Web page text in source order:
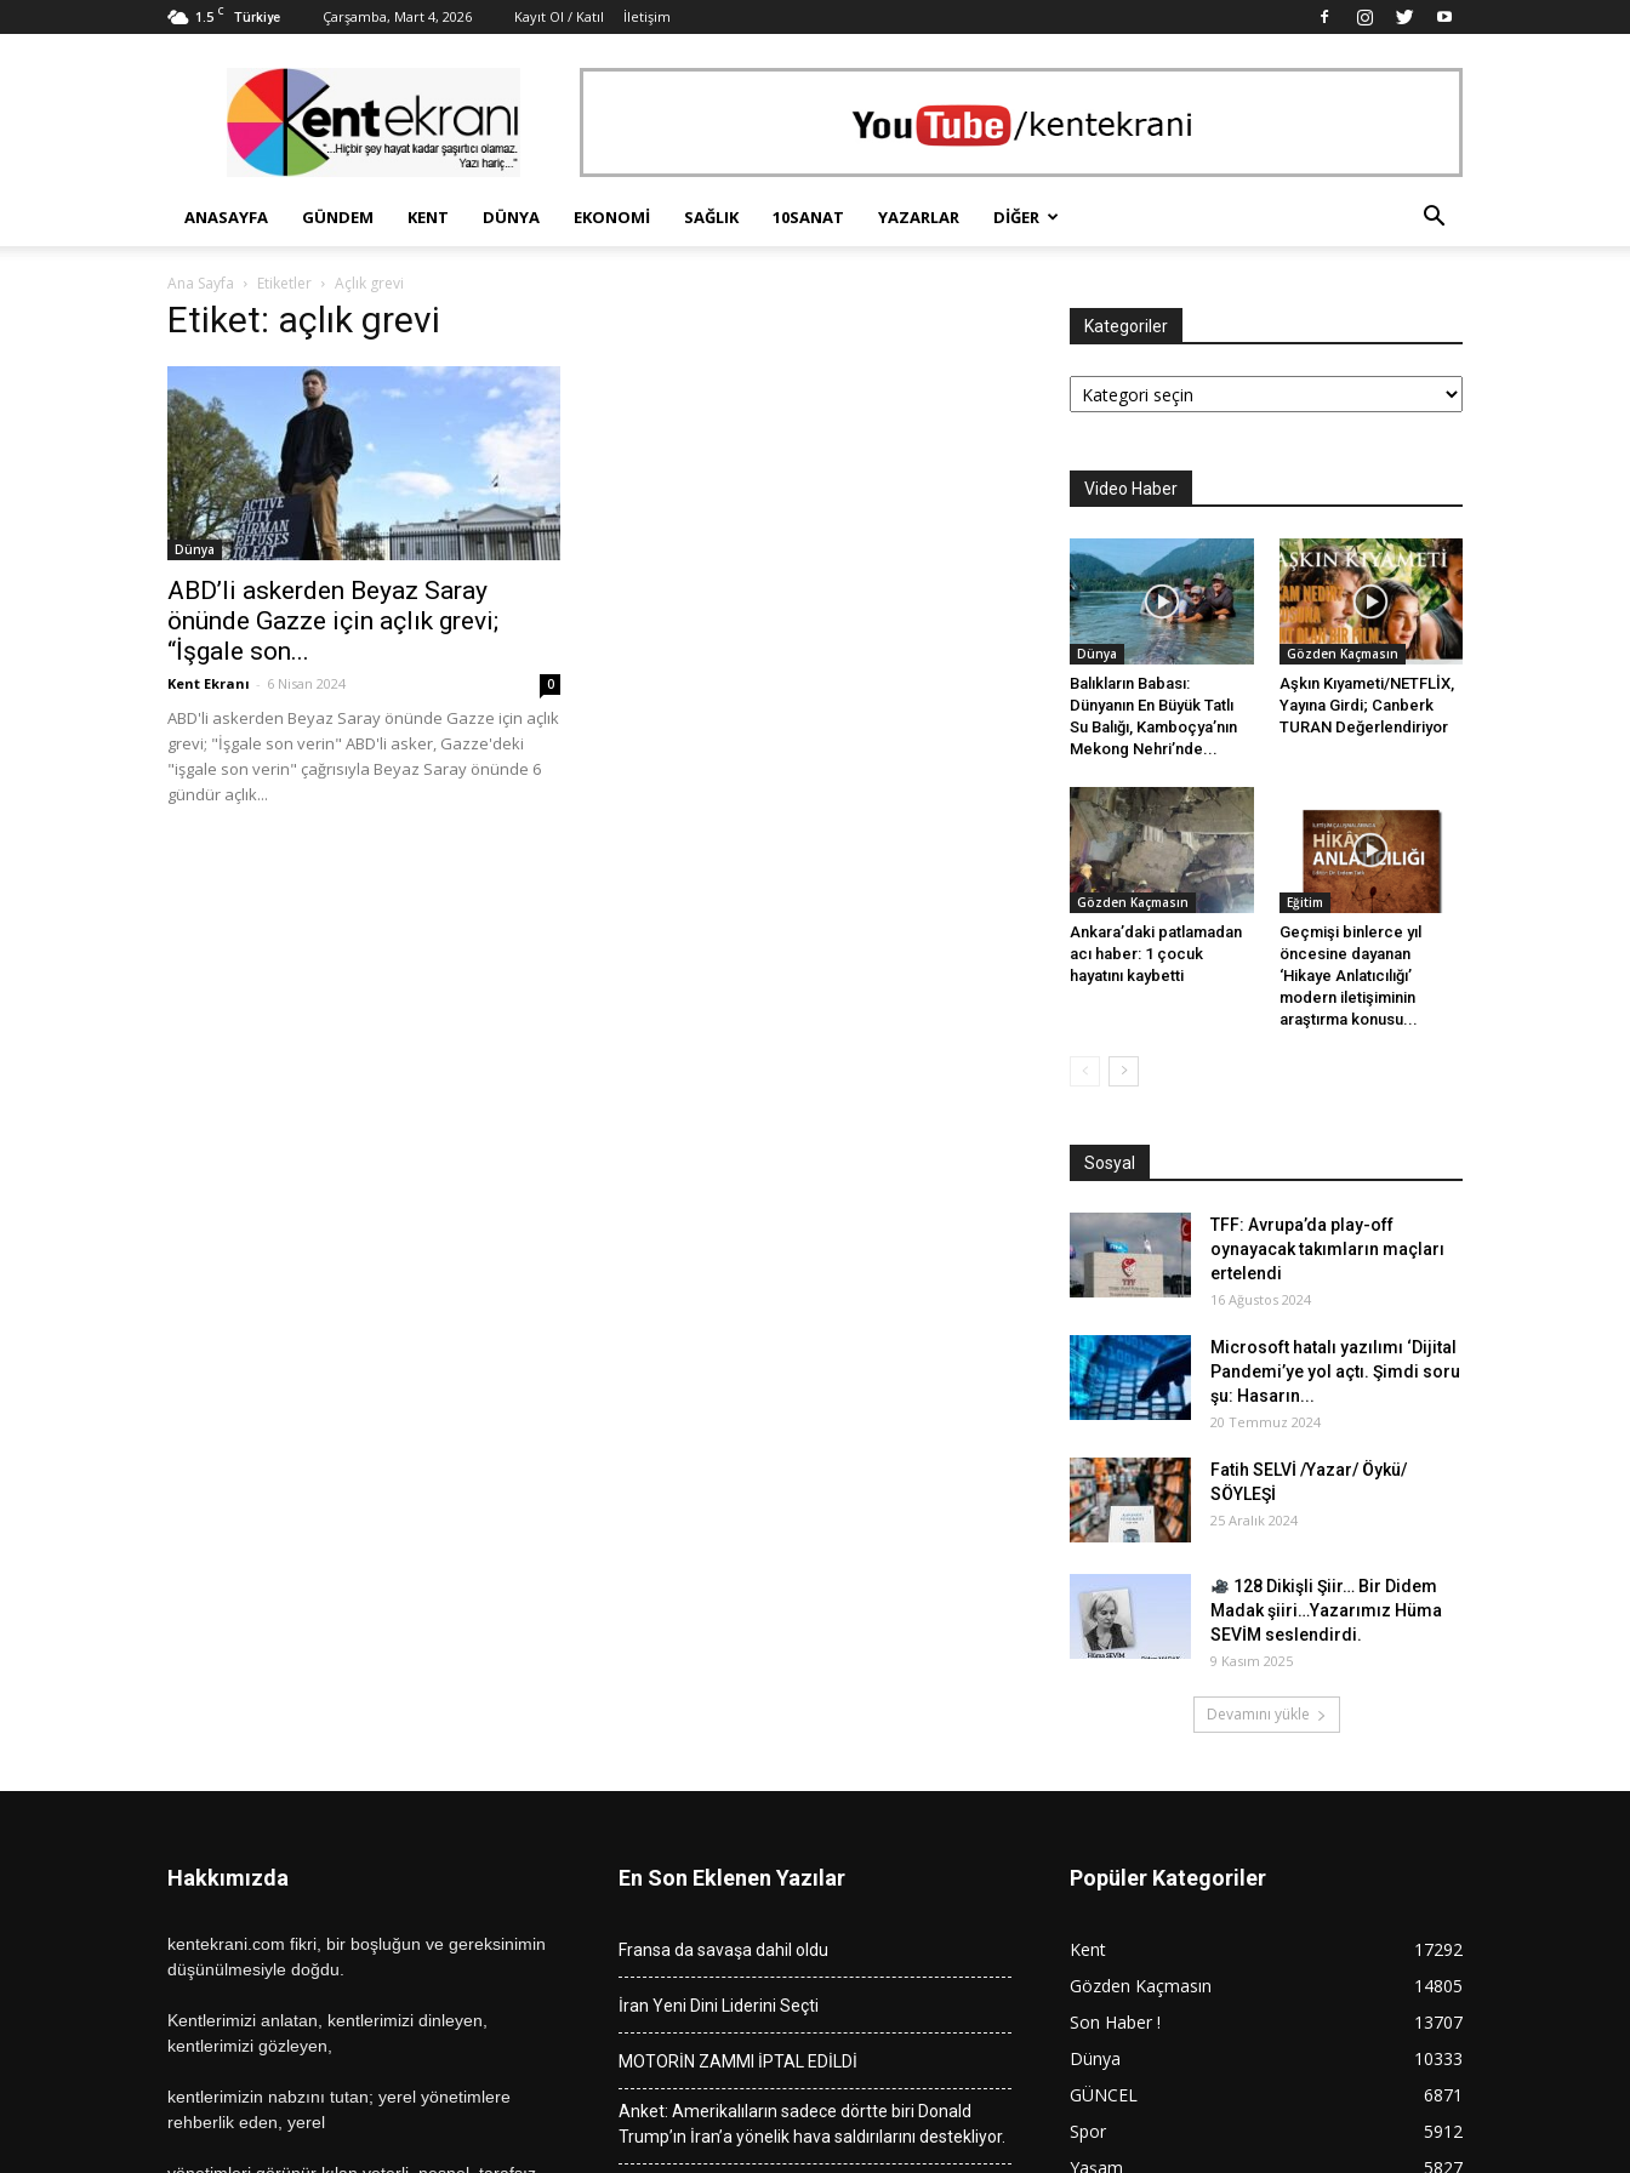
1.5 C Türkiye Çarşamba, Mart 4, 2026 Kayıt Ol / Katıl İletişim
Ekranı
ANASAYFA GÜNDEM KENT DÜNYA EKONOMI SAĞLIK 10SANAT YAZARLAR DIĞER
Ana Sayfa Etiketler Açlık grevi
Etiket: açlık grevi
Dünya
ABD’li askerden Beyaz Saray
önünde Gazze için açlık grevi;
“İşgale son...
Kent Ekranı - 6 Nisan 2024 0
ABD'li askerden Beyaz Saray önünde Gazze için açlık
grevi; "İşgale son verin" ABD'li asker, Gazze'deki
"işgale son verin" çağrısıyla Beyaz Saray önünde 6
gündür açlık...
Kategoriler
Kategoriler
Video Haber
Dünya
Balıkların Babası:
Dünyanın En Büyük Tatlı
Su Balığı, Kamboçya’nın
Mekong Nehri’nde...
Gözden Kaçmasın
Aşkın Kıyameti/NETFLİX,
Yayına Girdi; Canberk
TURAN Değerlendiriyor
Gözden Kaçmasın
Ankara’daki patlamadan
acı haber: 1 çocuk
hayatını kaybetti
Eğitim
Geçmişi binlerce yıl
öncesine dayanan
‘Hikaye Anlatıcılığı’
modern iletişiminin
araştırma konusu...
Sosyal
TFF: Avrupa’da play-off
oynayacak takımların maçları
ertelendi
16 Ağustos 2024
Microsoft hatalı yazılımı ‘Dijital
Pandemi’ye yol açtı. Şimdi soru
şu: Hasarın...
20 Temmuz 2024
Fatih SELVİ /Yazar/ Öykü/
SÖYLEŞİ
25 Aralık 2024
128 Dikişli Şiir… Bir Didem
Madak şiiri…Yazarımız Hüma
SEVİM seslendirdi.
9 Kasım 2025
Devamını yükle
Hakkımızda
kentekrani.com fikri, bir boşluğun ve gereksinimin
düşünülmesiyle doğdu.
Kentlerimizi anlatan, kentlerimizi dinleyen,
kentlerimizi gözleyen,
kentlerimizin nabzını tutan; yerel yönetimlere
rehberlik eden, yerel
En Son Eklenen Yazılar
Fransa da savaşa dahil oldu
İran Yeni Dini Liderini Seçti
MOTORİN ZAMMI İPTAL EDİLDİ
Anket: Amerikalıların sadece dörtte biri Donald
Trump’ın İran’a yönelik hava saldırılarını destekliyor.
Popüler Kategoriler
Kent
17292
Gözden Kaçmasın
14805
Son Haber !
13707
Dünya
10333
GÜNCEL
6871
Spor
5912
Yaşam
5827